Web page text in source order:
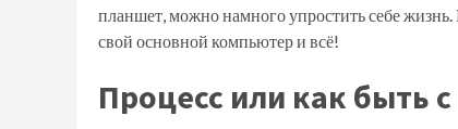
планшет, можно намного упростить себе
свой основной компьютер и всё!
Процесс или как быть